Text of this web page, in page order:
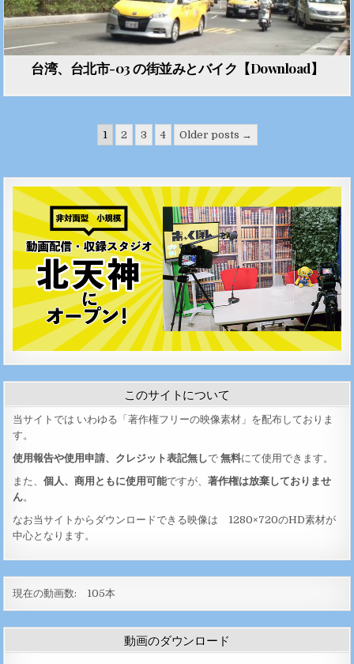
台湾、台北市-03 の街並みとバイク【Download】
投稿のページ送り
1 2 3 4 Older posts →
このサイトについて
当サイトでは いわゆる「著作権フリーの映像素材」を配布しておりま
す。
使用報告や使用申請、クレジット表記無しで無料にて使用できます。
また、個人、商用ともに使用可能ですが、著作権は放棄しておりませ
ん。
なお当サイトからダウンロードできる映像は 1280×720のHD素材が
中心となります。
現在の動画数: 105本
動画のダウンロード